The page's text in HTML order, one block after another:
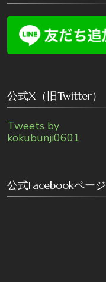
公式X（旧Twitter）
Tweets by
kokubunji0601
公式Facebookページ